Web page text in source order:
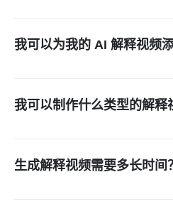
我可以为我的 AI 解释视频
种语言、口音和声音风格，以匹
的脚本时间和节奏同步。
我可以制作什么类型的解释
以适应任何使用场景。您还可以
片转换为动画剪辑。
生成解释视频需要多长时间？